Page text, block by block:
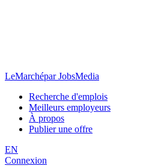
LeMarchépar JobsMedia
Recherche d'emplois
Meilleurs employeurs
À propos
Publier une offre
EN
Connexion